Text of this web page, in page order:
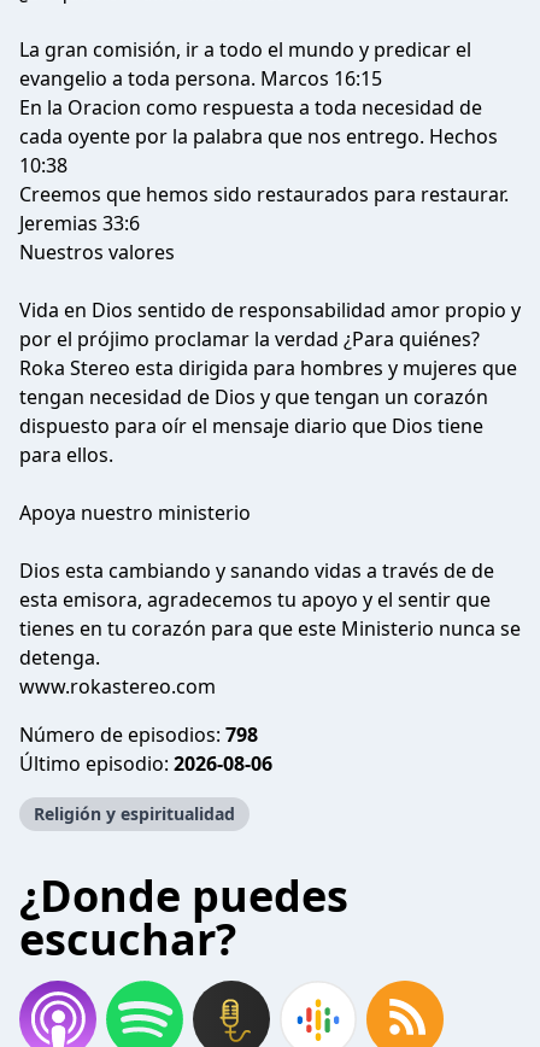
La gran comisión, ir a todo el mundo y predicar el
evangelio a toda persona. Marcos 16:15
En la Oracion como respuesta a toda necesidad de
cada oyente por la palabra que nos entrego. Hechos
10:38
Creemos que hemos sido restaurados para restaurar.
Jeremias 33:6
Nuestros valores
Vida en Dios sentido de responsabilidad amor propio y
por el prójimo proclamar la verdad ¿Para quiénes?
Roka Stereo esta dirigida para hombres y mujeres que
tengan necesidad de Dios y que tengan un corazón
dispuesto para oír el mensaje diario que Dios tiene
para ellos.
Apoya nuestro ministerio
Dios esta cambiando y sanando vidas a través de de
esta emisora, agradecemos tu apoyo y el sentir que
tienes en tu corazón para que este Ministerio nunca se
detenga.
www.rokastereo.com
Número de episodios: 798
Último episodio: 2026-08-06
Religión y espiritualidad
¿Donde puedes
escuchar?